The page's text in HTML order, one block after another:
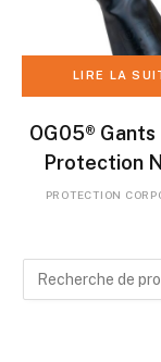
LIRE LA
OG05®
Protection
PROTECTION
Recherche
pour :